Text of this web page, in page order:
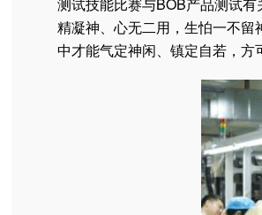
精凝神、心无二用，生怕一不留
中才能气定神闲、镇定自若，方